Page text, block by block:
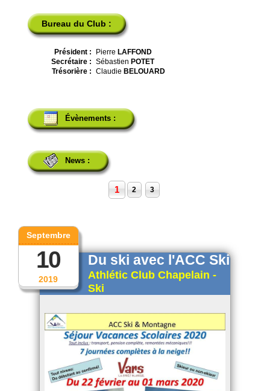
Bureau du Club :
Président : Pierre LAFFOND
Secrétaire :
Sébastien POTET
Trésorière :
Claudie BELOUARD
Évènements :
News :
1 2 3
2019
Septembre
10 Du ski avec l'ACC Ski
Athlétic Club Chapelain -
Ski